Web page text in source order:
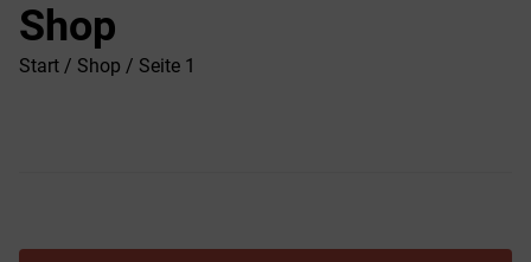
Shop
Start / Shop / Seite 1